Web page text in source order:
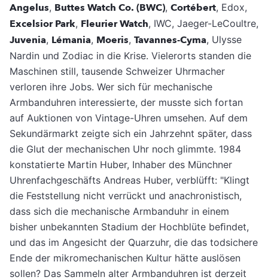
Angelus, Buttes Watch Co. (BWC), Cortébert, Edox,
Excelsior Park, Fleurier Watch, IWC, Jaeger-LeCoultre,
Juvenia, Lémania, Moeris, Tavannes-Cyma, Ulysse
Nardin und Zodiac in die Krise. Vielerorts standen die
Maschinen still, tausende Schweizer Uhrmacher
verloren ihre Jobs. Wer sich für mechanische
Armbanduhren interessierte, der musste sich fortan
auf Auktionen von Vintage-Uhren umsehen. Auf dem
Sekundärmarkt zeigte sich ein Jahrzehnt später, dass
die Glut der mechanischen Uhr noch glimmte. 1984
konstatierte Martin Huber, Inhaber des Münchner
Uhrenfachgeschäfts Andreas Huber, verblüfft: "Klingt
die Feststellung nicht verrückt und anachronistisch,
dass sich die mechanische Armbanduhr in einem
bisher unbekannten Stadium der Hochblüte beﬁndet,
und das im Angesicht der Quarzuhr, die das todsichere
Ende der mikromechanischen Kultur hätte auslösen
sollen? Das Sammeln alter Armbanduhren ist derzeit